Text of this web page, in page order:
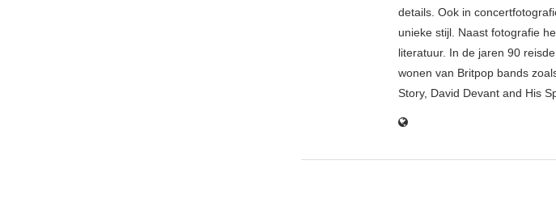
details. Ook in
unieke stijl. Naast fotografie
literatuur. In de jaren 90
wonen van Britpop bands
Story, David Devant and His